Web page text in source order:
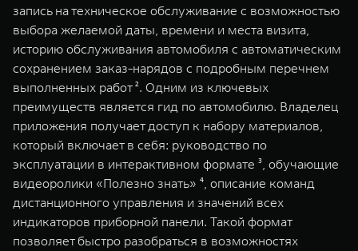
запись на техническое обслуживание с возможностью
выбора желаемой даты, времени и места визита,
историю обслуживания автомобиля с автоматическим
сохранением заказ-нарядов с подробным перечнем
выполненных работ ². Одним из ключевых
преимуществ является гид по автомобилю. Владелец
приложения получает доступ к набору материалов,
который включает в себя: руководство по
эксплуатации в интерактивном формате ³, обучающие
видеоролики «Полезно знать» ⁴, описание команд
дистанционного управления и значений всех
индикаторов приборной панели. Такой формат
позволяет быстро разобраться в возможностях